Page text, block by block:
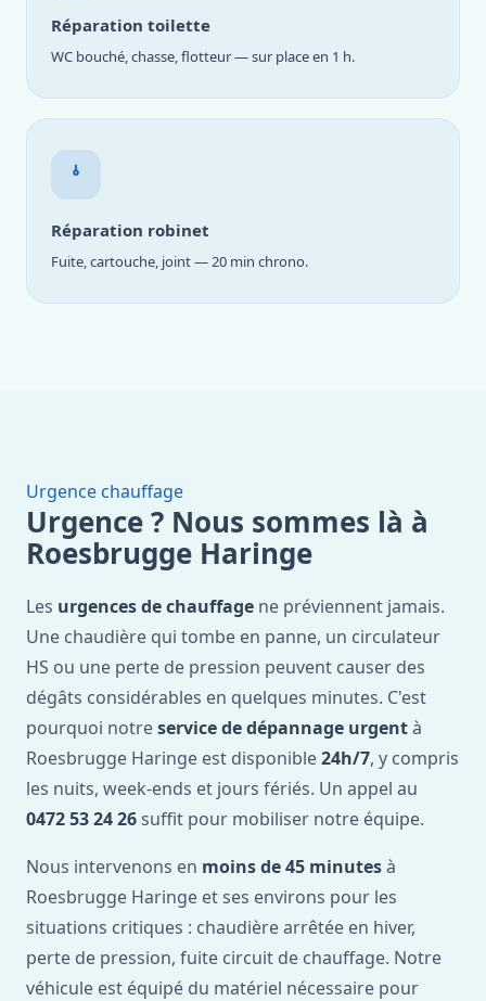
Réparation toilette
WC bouché, chasse, flotteur — sur place en 1 h.
Réparation robinet
Fuite, cartouche, joint — 20 min chrono.
Urgence chauffage
Urgence ? Nous sommes là à
Roesbrugge Haringe
Les urgences de chauffage ne préviennent jamais.
Une chaudière qui tombe en panne, un circulateur
HS ou une perte de pression peuvent causer des
dégâts considérables en quelques minutes. C'est
pourquoi notreservice de dépannage urgentà
Roesbrugge Haringe est disponible24h/7, y compris
les nuits, week-ends et jours fériés. Un appel au
0472 53 24 26 suffit pour mobiliser notre équipe.
Nous intervenons en moins de 45 minutesà
Roesbrugge Haringe et ses environs pour les
situations critiques : chaudière arrêtée en hiver,
perte de pression, fuite circuit de chauffage. Notre
véhicule est équipé du matériel nécessaire pour